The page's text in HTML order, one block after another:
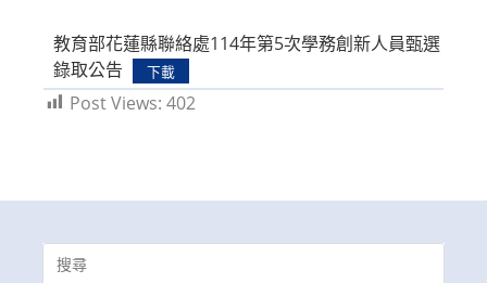
教育部花蓮縣聯絡處114年第5次學務創新人員甄選
錄取公告
下載
Post Views: 402
Search
for: